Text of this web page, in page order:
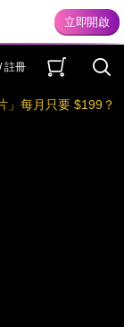
註冊
」每月只要 $199？